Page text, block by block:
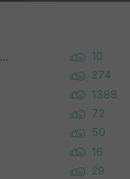
Korea University 수학, 컴퓨터과학 이학사, UC Berkeley 산업공학 대학원 공학박사가 되는 것은 쉽지 않겠죠? 10
274
1388
72
50
16
29